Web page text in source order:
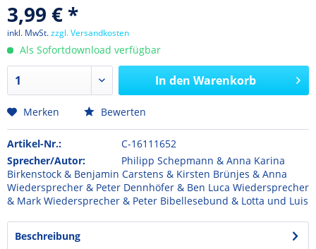
3,99 € *
inkl. MwSt.zzgl. Versandkosten
Als Sofortdownload verfügbar
In den Warenkorb
Merken Bewerten
Artikel-Nr.:
C-16111652
Sprecher/Autor:
Philipp Schepmann & Anna Karina
Birkenstock & Benjamin Carstens & Kirsten Brünjes & Anna
Wiedersprecher & Peter Dennhöfer & Ben Luca Wiedersprecher
& Mark Wiedersprecher & Peter Bibellesebund & Lotta und Luis
Beschreibung